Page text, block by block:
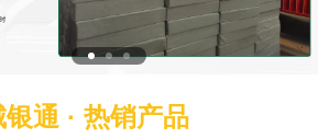
通 · 热销产品